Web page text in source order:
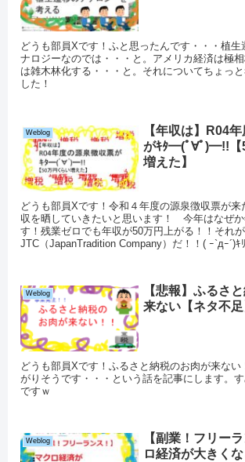
どうも部員Xです！ふと思ったんです・・・植生
ナロジーなのでは・・・と。アメリカ経済は極
は雑木林化する・・・と。それについてちょっ
した！
Weblog
【年収は】R04
がｷﾀ━(ﾟ∀ﾟ)━!!【
増えた】
どうも部員Xです！令和４年度の源泉徴収票が
収を晒していきたいと思います！ 今年はなぜか
す！残業ゼロでも年収が50万円上がる！！それが
JTC（JapanTradition Company）だ！！( ｰ`дｰ´)ｷ
Weblog
【悲報】ふるさ
来ない【ネタ不足
どうも部員Xです！ふるさと納税のお肉が来な
がりそうです・・・という話を記事にします。
ですｗ
Weblog
【副業！フリー
ロ経済が大きく